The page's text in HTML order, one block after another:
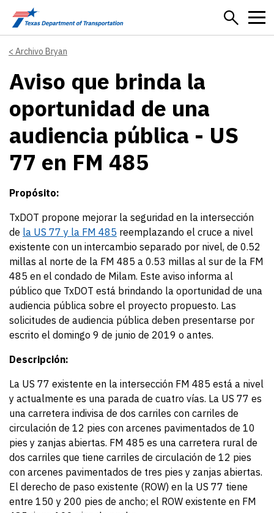
Skip to main content
Archivo Bryan
Aviso que brinda la
oportunidad de una
audiencia pública - US
77 en FM 485
Propósito:
TxDOT propone mejorar la seguridad en la intersección
de la US 77 y la FM 485 reemplazando el cruce a nivel
existente con un intercambio separado por nivel, de 0.52
millas al norte de la FM 485 a 0.53 millas al sur de la FM
485 en el condado de Milam. Este aviso informa al
público que TxDOT está brindando la oportunidad de una
audiencia pública sobre el proyecto propuesto. Las
solicitudes de audiencia pública deben presentarse por
escrito el domingo 9 de junio de 2019 o antes.
Descripción:
La US 77 existente en la intersección FM 485 está a nivel
y actualmente es una parada de cuatro vías. La US 77 es
una carretera indivisa de dos carriles con carriles de
circulación de 12 pies con arcenes pavimentados de 10
pies y zanjas abiertas. FM 485 es una carretera rural de
dos carriles que tiene carriles de circulación de 12 pies
con arcenes pavimentados de tres pies y zanjas abiertas.
El derecho de paso existente (ROW) en la US 77 tiene
entre 150 y 200 pies de ancho; el ROW existente en FM